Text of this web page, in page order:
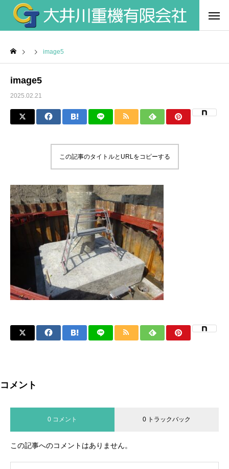
image5
image5
2025.02.21
この記事のタイトルとURLをコピーする
コメント
0 コメント 0 トラックバック
この記事へのコメントはありません。